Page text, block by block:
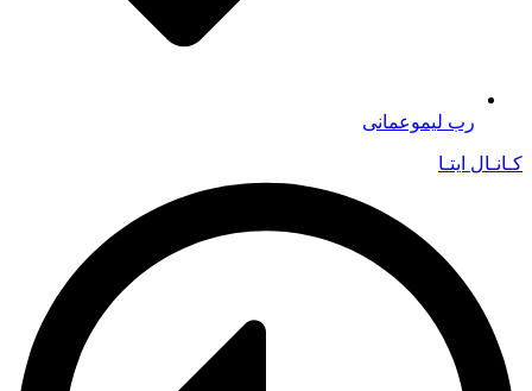
رب لیموعمانی
کـانـال ایتـا